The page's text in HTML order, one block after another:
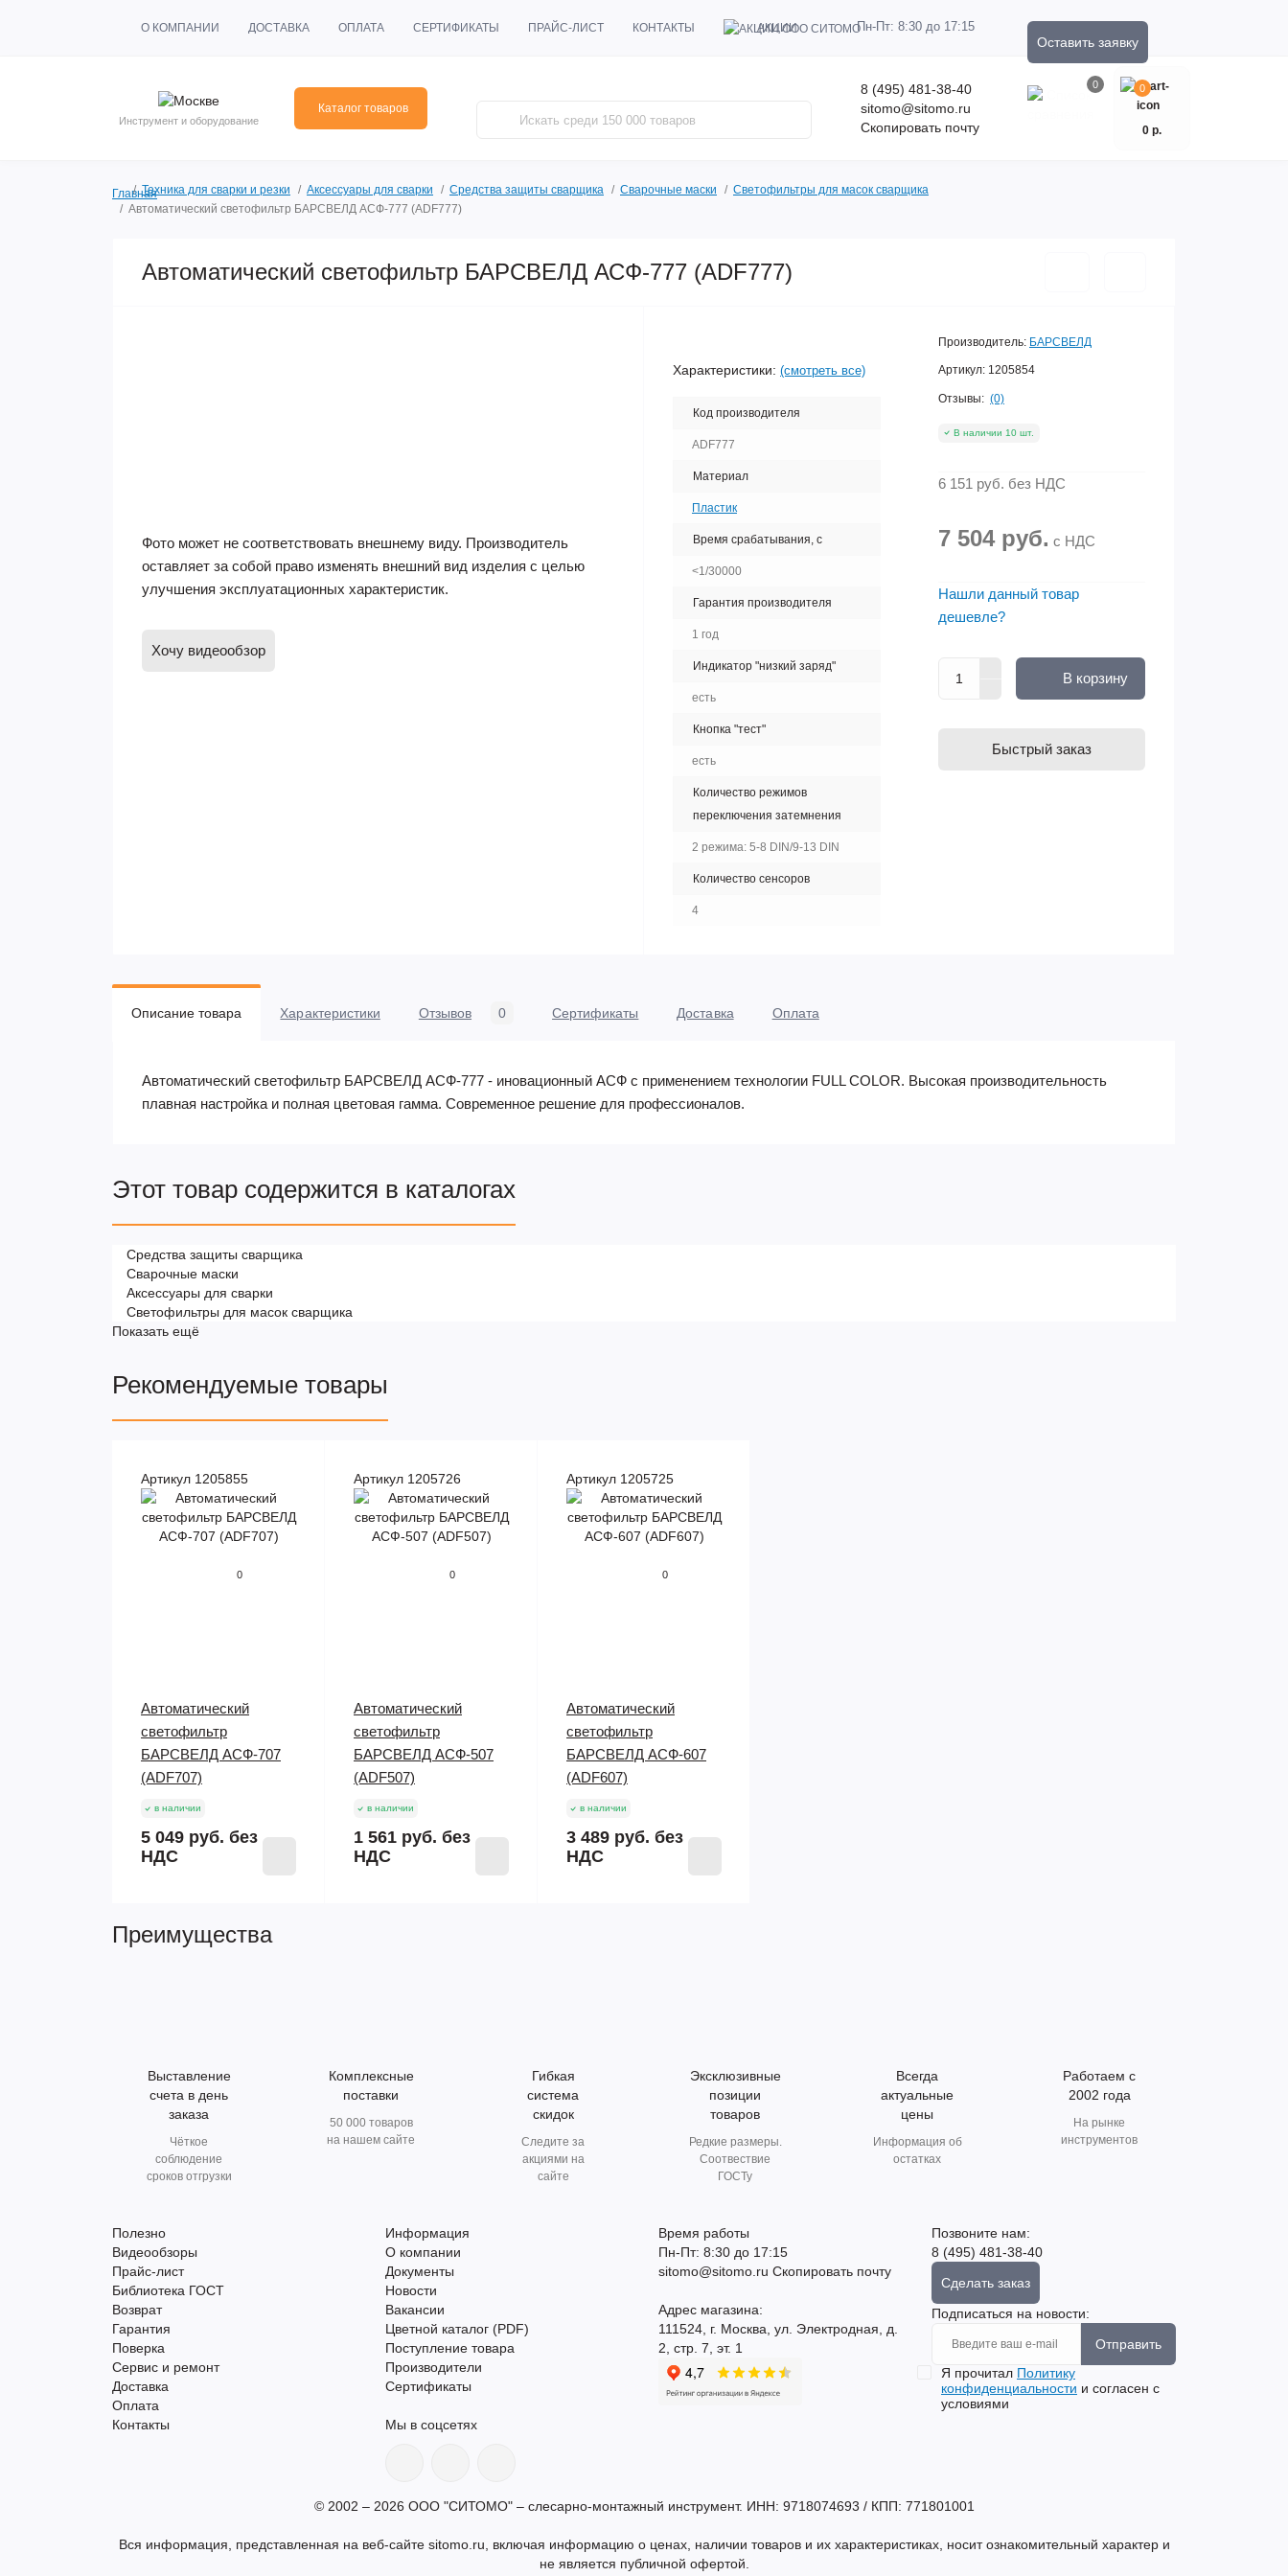
О КОМПАНИИ ДОСТАВКА ОПЛАТА СЕРТИФИКАТЫ ПРАЙС-ЛИСТ КОНТАКТЫ АКЦИИ Пн-Пт: 8:30 до 17:15
Оставить заявку
Инструмент и оборудование
Каталог товаров
8 (495) 481-38-40
sitomo@sitomo.ru
Скопировать почту
0 0
0 р.
ГлавнаяТехника для сварки и резки Аксессуары для сварки Средства защиты сварщика Сварочные маски
Светофильтры для масок сварщика
Автоматический светофильтр БАРСВЕЛД АСФ-777 (ADF777)
Автоматический светофильтр БАРСВЕЛД АСФ-777 (ADF777)
Фото может не соответствовать внешнему виду. Производитель
оставляет за собой право изменять внешний вид изделия с целью
улучшения эксплуатационных характеристик.
Хочу видеообзор
Характеристики: (смотреть все)
Код производителя
ADF777
Материал
Пластик
Время срабатывания, с
<1/30000
Гарантия производителя
1 год
Индикатор "низкий заряд"
есть
Кнопка "тест"
есть
Количество режимов
переключения затемнения
2 режима: 5-8 DIN/9-13 DIN
Количество сенсоров
4
Производитель: БАРСВЕЛД
Артикул: 1205854
Отзывы: (0)
В наличии 10 шт.
6 151 руб. без НДС
7 504 руб. с НДС
Нашли данный товар
дешевле?
В корзину
Быстрый заказ
Описание товара Характеристики Отзывов 0 Сертификаты Доставка Оплата
Автоматический светофильтр БАРСВЕЛД АСФ-777 - иновационный АСФ с применением технологии FULL COLOR. Высокая производительность
плавная настройка и полная цветовая гамма. Современное решение для профессионалов.
Этот товар содержится в каталогах
Средства защиты сварщика
Сварочные маски
Аксессуары для сварки
Светофильтры для масок сварщика
Показать ещё
Рекомендуемые товары
Артикул 1205855
0
Автоматический
светофильтр
БАРСВЕЛД АСФ-707
(ADF707)
в наличии
5 049 руб. без
НДС
Артикул 1205726
0
Автоматический
светофильтр
БАРСВЕЛД АСФ-507
(ADF507)
в наличии
1 561 руб. без
НДС
Артикул 1205725
0
Автоматический
светофильтр
БАРСВЕЛД АСФ-607
(ADF607)
в наличии
3 489 руб. без
НДС
Преимущества
Выставление
счета в день
заказа
Чёткое
соблюдение
сроков отгрузки
Комплексные
поставки
50 000 товаров
на нашем сайте
Гибкая
система
скидок
Следите за
акциями на
сайте
Эксклюзивные
позиции
товаров
Редкие размеры.
Соотвествие
ГОСТу
Всегда
актуальные
цены
Информация об
остатках
Работаем с
2002 года
На рынке
инструментов
Полезно
Видеообзоры
Прайс-лист
Библиотека ГОСТ
Возврат
Гарантия
Поверка
Сервис и ремонт
Доставка
Оплата
Контакты
Информация
О компании
Документы
Новости
Вакансии
Цветной каталог (PDF)
Поступление товара
Производители
Сертификаты
Мы в соцсетях
Время работы
Пн-Пт: 8:30 до 17:15
sitomo@sitomo.ru Скопировать почту
Адрес магазина:
111524, г. Москва, ул. Электродная, д.
2, стр. 7, эт. 1
Позвоните нам:
8 (495) 481-38-40
Сделать заказ
Подписаться на новости:
Отправить
Я прочитал Политику
конфиденциальности и согласен с
условиями
© 2002 – 2026 ООО "СИТОМО" – слесарно-монтажный инструмент. ИНН: 9718074693 / КПП: 771801001
Вся информация, представленная на веб-сайте sitomo.ru, включая информацию о ценах, наличии товаров и их характеристиках, носит ознакомительный характер и
не является публичной офертой.